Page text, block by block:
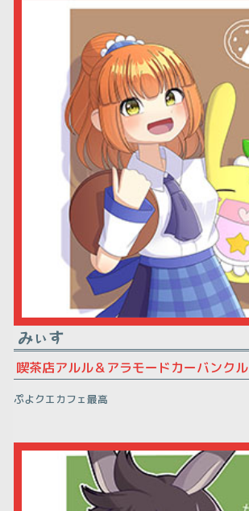
みぃす
喫茶店アルル＆アラモードカーバンクル
ぷよクエカフェ最高